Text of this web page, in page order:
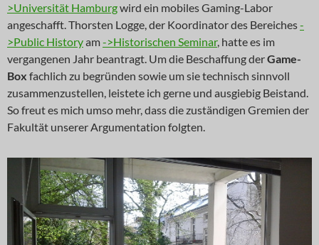
>Universität Hamburgwird ein mobiles Gaming-Labor
angeschafft. Thorsten Logge, der Koordinator des Bereiches-
>Public Historyam->Historischen Seminar, hatte es im
vergangenen Jahr beantragt. Um die Beschaffung derGame-
Box fachlich zu begründen sowie um sie technisch sinnvoll
zusammenzustellen, leistete ich gerne und ausgiebig Beistand.
So freut es mich umso mehr, dass die zuständigen Gremien der
Fakultät unserer Argumentation folgten.